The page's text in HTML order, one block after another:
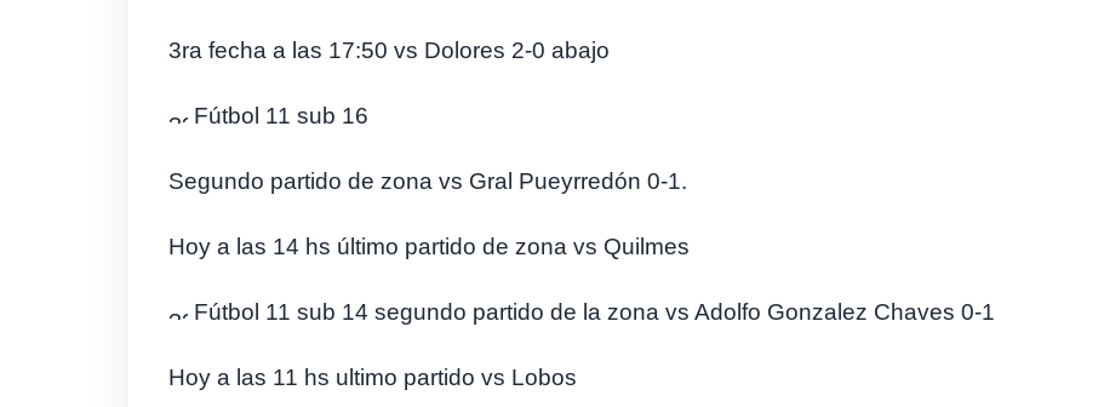
3ra fecha a las 17:50 vs Dolores 2-0 abajo
Fútbol 11 sub 16
Segundo partido de zona vs Gral Pueyrredón 0-1.
Hoy a las 14 hs último partido de zona vs Quilmes
Fútbol 11 sub 14 segundo partido de la zona vs Adolfo Gonzalez Chaves 0-1
Hoy a las 11 hs ultimo partido vs Lobos